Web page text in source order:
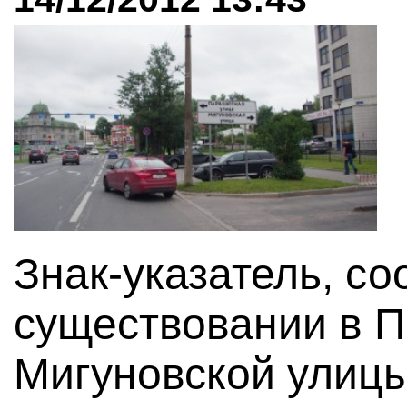
Знак-указатель,
существовании в
Мигуновской